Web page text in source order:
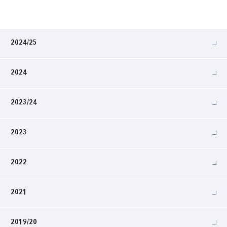
2024/25
2024
2023/24
2023
2022
2021
2019/20